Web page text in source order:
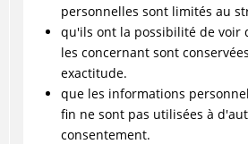
personnelles sont limités au
qu'ils ont la possibilité de voir
les concernant sont
exactitude.
que les informations
fin ne sont pas utilisées à
consentement.